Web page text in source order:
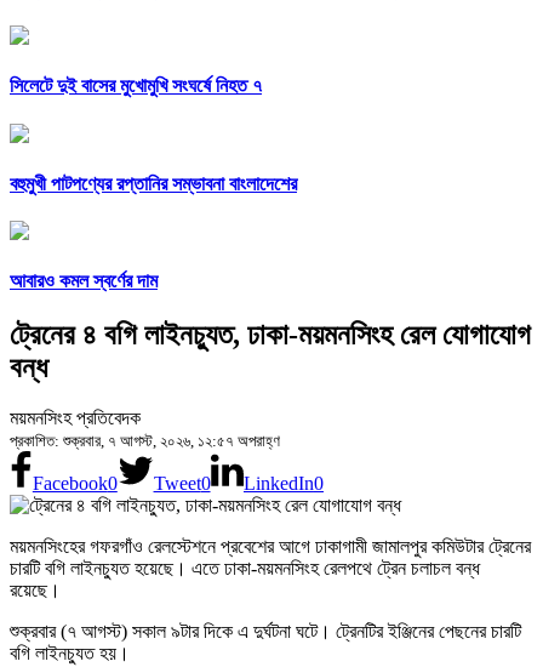
সিলেটে দুই বাসের মুখোমুখি সংঘর্ষে নিহত ৭
বহুমুখী পাটপণ্যের রপ্তানির সম্ভাবনা বাংলাদেশের
আবারও কমল স্বর্ণের দাম
ট্রেনের ৪ বগি লাইনচ্যুত, ঢাকা-ময়মনসিংহ রেল যোগাযোগ
বন্ধ
ময়মনসিংহ প্রতিবেদক
প্রকাশিত: শুক্রবার, ৭ আগস্ট, ২০২৬, ১২:৫৭ অপরাহ্ণ
Facebook0 Tweet0 LinkedIn0
ময়মনসিংহের গফরগাঁও রেলস্টেশনে প্রবেশের আগে ঢাকাগামী জামালপুর কমিউটার ট্রেনের
চারটি বগি লাইনচ্যুত হয়েছে। এতে ঢাকা-ময়মনসিংহ রেলপথে ট্রেন চলাচল বন্ধ
রয়েছে।
শুক্রবার (৭ আগস্ট) সকাল ৯টার দিকে এ দুর্ঘটনা ঘটে। ট্রেনটির ইঞ্জিনের পেছনের চারটি
বগি লাইনচ্যুত হয়।